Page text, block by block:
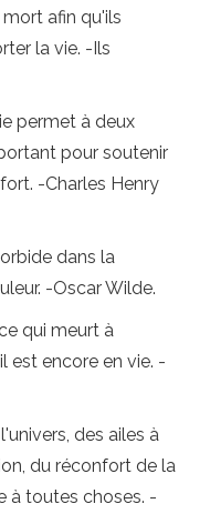
afin qu'ils
la vie. -Ils
permet à deux
pour soutenir
-Charles Henry
dans la
-Oscar Wilde.
qui meurt à
est encore en vie. -
des ailes à
du réconfort de la
à toutes choses. -